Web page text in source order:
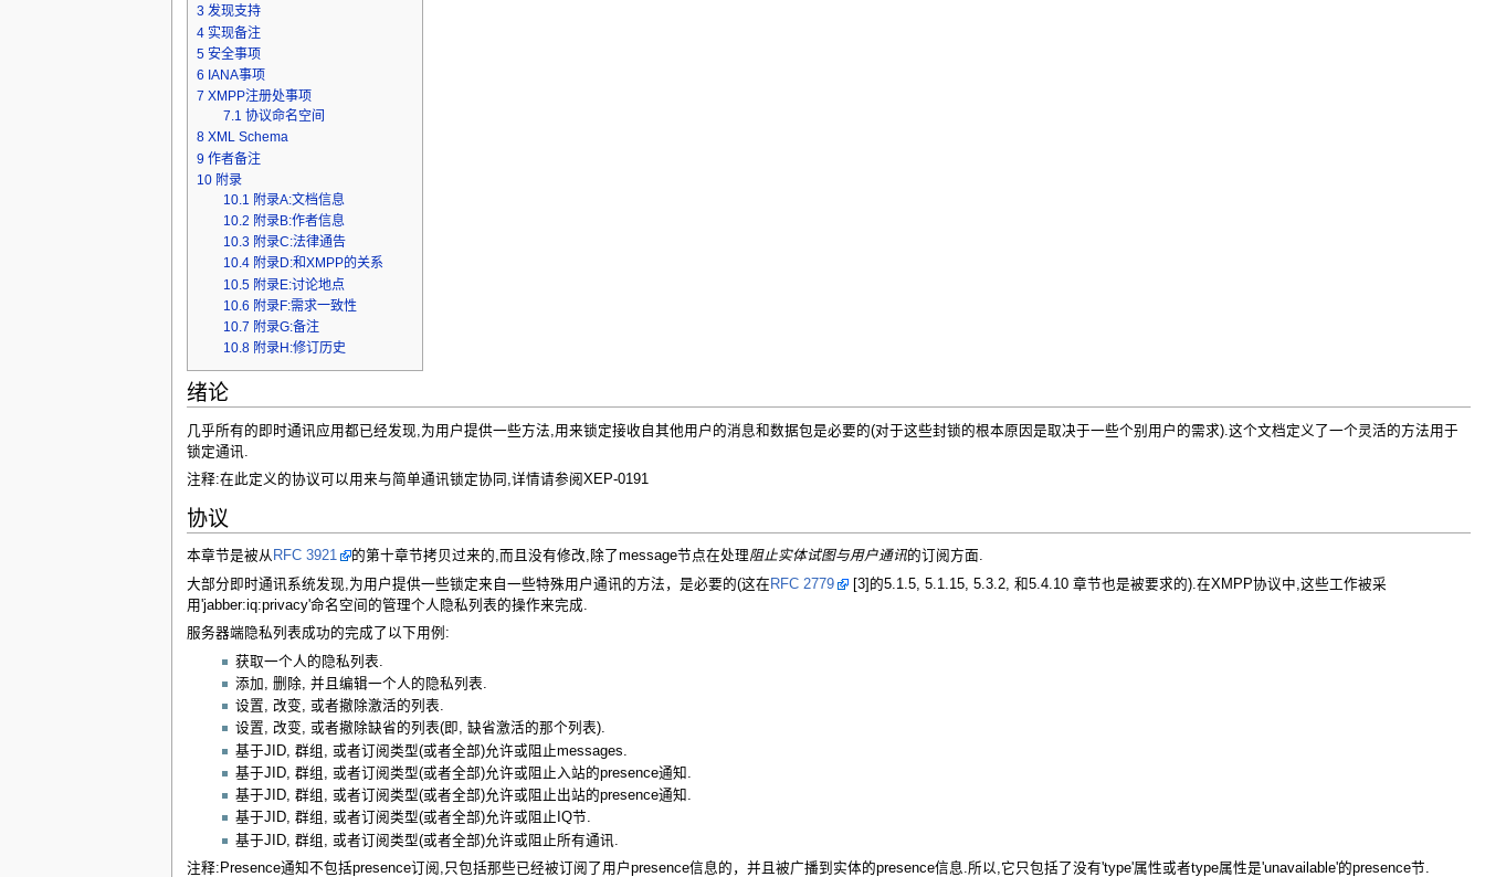
3 发现支持
4 实现备注
5 安全事项
6 IANA事项
7 XMPP注册处事项
7.1 协议命名空间
8 XML Schema
9 作者备注
10 附录
10.1 附录A:文档信息
10.2 附录B:作者信息
10.3 附录C:法律通告
10.4 附录D:和XMPP的关系
10.5 附录E:讨论地点
10.6 附录F:需求一致性
10.7 附录G:备注
10.8 附录H:修订历史
绪论
几乎所有的即时通讯应用都已经发现,为用户提供一些方法,用来锁定接收自其他用户的消息和数据包是必要的(对于这些封锁的根本原因是取决于一些个别用户的需求).这个文档定义了一个灵活的方法用于
锁定通讯.
注释:在此定义的协议可以用来与简单通讯锁定协同,详情请参阅XEP-0191
协议
本章节是被从 RFC 3921 的第十章节拷贝过来的,而且没有修改,除了message节点在处理阻止实体试图与用户通讯的订阅方面.
大部分即时通讯系统发现,为用户提供一些锁定来自一些特殊用户通讯的方法，是必要的(这在 RFC 2779
[3]的5.1.5, 5.1.15, 5.3.2, 和5.4.10 章节也是被要求的).在XMPP协议中,这些工作被采
用'jabber:iq:privacy'命名空间的管理个人隐私列表的操作来完成.
服务器端隐私列表成功的完成了以下用例:
获取一个人的隐私列表.
添加, 删除, 并且编辑一个人的隐私列表.
设置, 改变, 或者撤除激活的列表.
设置, 改变, 或者撤除缺省的列表(即, 缺省激活的那个列表).
基于JID, 群组, 或者订阅类型(或者全部)允许或阻止messages.
基于JID, 群组, 或者订阅类型(或者全部)允许或阻止入站的presence通知.
基于JID, 群组, 或者订阅类型(或者全部)允许或阻止出站的presence通知.
基于JID, 群组, 或者订阅类型(或者全部)允许或阻止IQ节.
基于JID, 群组, 或者订阅类型(或者全部)允许或阻止所有通讯.
注释:Presence通知不包括presence订阅,只包括那些已经被订阅了用户presence信息的，并且被广播到实体的presence信息.所以,它只包括了没有'type'属性或者type属性是'unavailable'的presence节.